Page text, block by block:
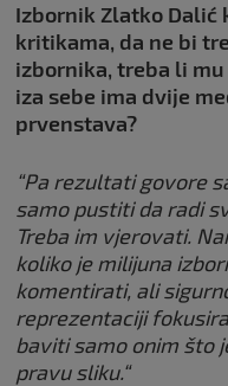
Izbornik Zlatko Dalić
kritikama, da ne bi
izbornika, treba li
iza sebe ima dvije
prvenstava?
“Pa rezultati govore
samo pustiti da radi
Treba im vjerovati.
koliko je milijuna
komentirati, ali
reprezentaciji
baviti samo onim što
pravu sliku.“